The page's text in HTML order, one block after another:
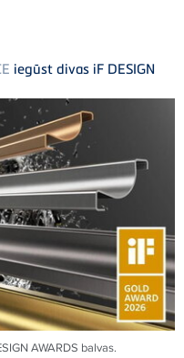
iegūst divas iF DESIGN
AWARDS balvas.